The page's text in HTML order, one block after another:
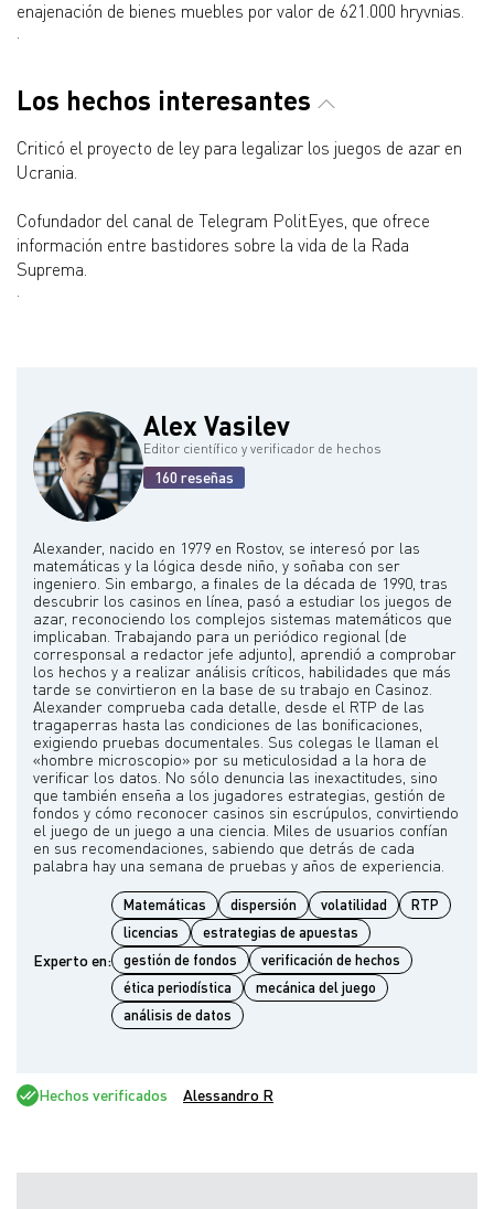
enajenación de bienes muebles por valor de 621.000 hryvnias.
Los hechos interesantes
Criticó el proyecto de ley para legalizar los juegos de azar en
Ucrania.
Cofundador del canal de Telegram PolitEyes, que ofrece
información entre bastidores sobre la vida de la Rada
Suprema.
Alex Vasilev
Editor científico y verificador de hechos
160 reseñas
Alexander, nacido en 1979 en Rostov, se interesó por las
matemáticas y la lógica desde niño, y soñaba con ser
ingeniero. Sin embargo, a finales de la década de 1990, tras
descubrir los casinos en línea, pasó a estudiar los juegos de
azar, reconociendo los complejos sistemas matemáticos que
implicaban. Trabajando para un periódico regional (de
corresponsal a redactor jefe adjunto), aprendió a comprobar
los hechos y a realizar análisis críticos, habilidades que más
tarde se convirtieron en la base de su trabajo en Casinoz.
Alexander comprueba cada detalle, desde el RTP de las
tragaperras hasta las condiciones de las bonificaciones,
exigiendo pruebas documentales. Sus colegas le llaman el
«hombre microscopio» por su meticulosidad a la hora de
verificar los datos. No sólo denuncia las inexactitudes, sino
que también enseña a los jugadores estrategias, gestión de
fondos y cómo reconocer casinos sin escrúpulos, convirtiendo
el juego de un juego a una ciencia. Miles de usuarios confían
en sus recomendaciones, sabiendo que detrás de cada
Experto en:
Matemáticas dispersión volatilidad
RTP
licencias
estrategias de apuestas
gestión de fondos
verificación de hechos
ética periodística
mecánica del juego
análisis de datos
Hechos verificados Alessandro R